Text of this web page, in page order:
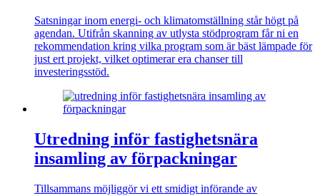
Satsningar inom energi- och klimatomställning står högt på
agendan. Utifrån skanning av utlysta stödprogram får ni en
rekommendation kring vilka program som är bäst lämpade för
just ert projekt, vilket optimerar era chanser till
investeringsstöd.
Utredning inför fastighetsnära
insamling av förpackningar
Tillsammans möjliggör vi ett smidigt införande av